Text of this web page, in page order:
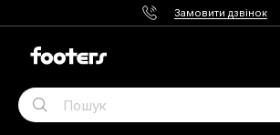
Замовити дзвінок